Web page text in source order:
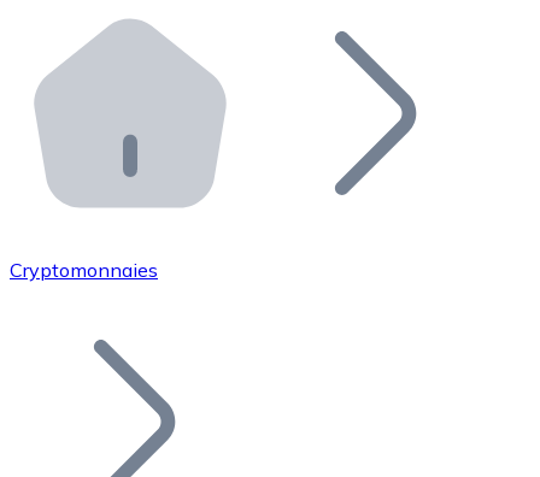
Distributeurs automatiques Bitnovo
Intégrez un ATM Bitnovo dans votre entreprise et
API Bitnovo
Intégrez notre API dans votre écosystème.
Rejoignez notre réseau de distributeurs et
Ajoutez le token de votre projet à notre service
Cryptomonnaies